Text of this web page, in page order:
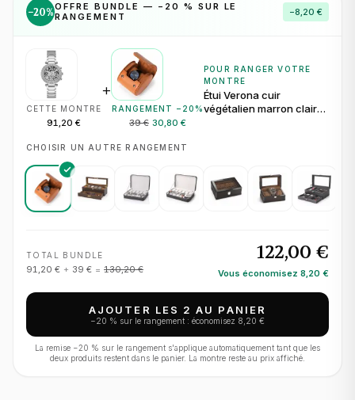
−20%OFFRE BUNDLE — − 20 % SUR LE
RANGEMENT
−8,20 €
CETTE MONTRE
91,20 €
+
RANGEMENT − 20 %
39 € 30,80 €
POUR RANGER VOTRE
MONTRE
Étui Verona cuir
végétalien marron clair
CHOISIR UN AUTRE RANGEMENT
TOTAL BUNDLE
91,20 € + 39 € = 130,20 €
122,00 €
Vous économisez 8,20 €
AJOUTER LES 2 AU PANIER
−20 % sur le rangement : économisez 8,20 €
La remise −20 % sur le rangement s'applique automatiquement tant que les
deux produits restent dans le panier. La montre reste au prix affiché.